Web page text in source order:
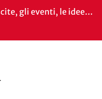
gli eventi, le idee…